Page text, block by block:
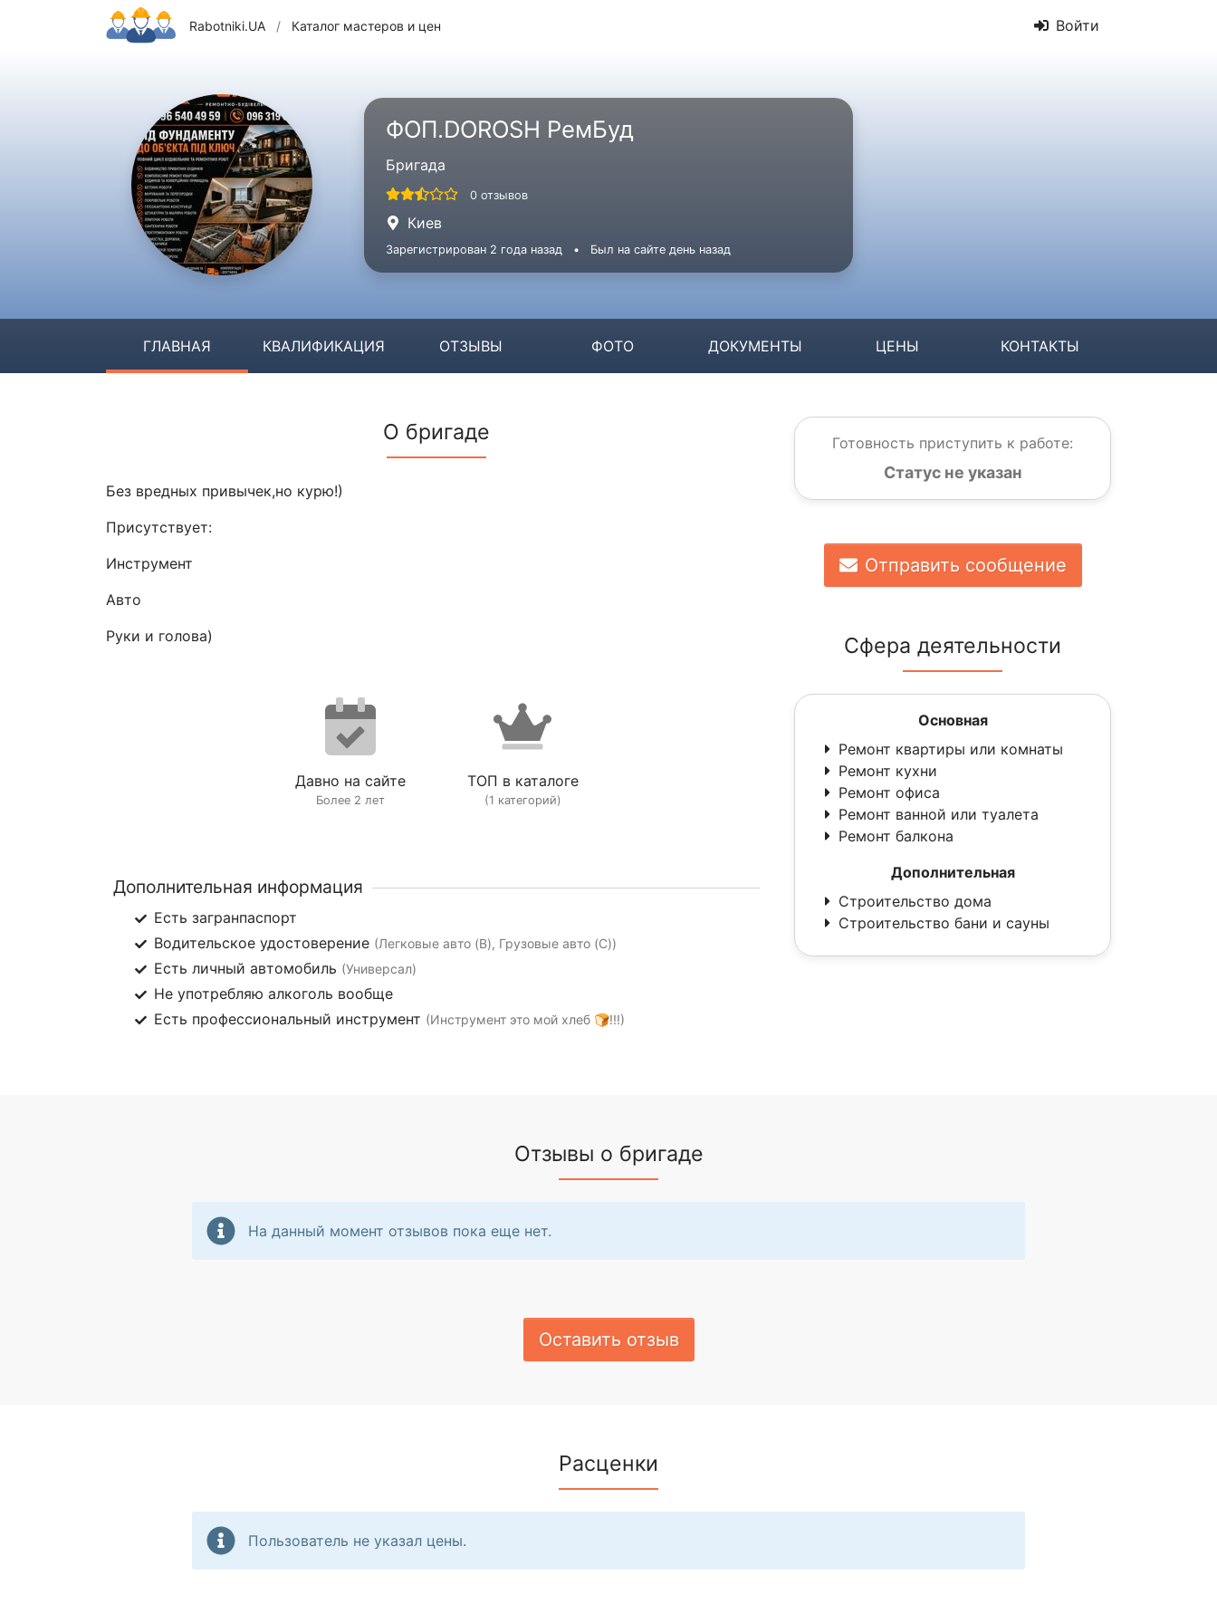
Rabotniki.UA / Каталог мастеров и цен Войти
ФОП.DOROSH РемБуд
Бригада
0 отзывов
Киев
Зарегистрирован 2 года назад • Был на сайте день назад
ГЛАВНАЯ КВАЛИФИКАЦИЯ ОТЗЫВЫ ФОТО ДОКУМЕНТЫ ЦЕНЫ КОНТАКТЫ
О бригаде
Без вредных привычек,но курю!)
Присутствует:
Инструмент
Авто
Руки и голова)
Давно на сайте
Более 2 лет
ТОП в каталоге
(1 категорий)
Дополнительная информация
Есть загранпаспорт
Водительское удостоверение (Легковые авто (B), Грузовые авто (C))
Есть личный автомобиль (Универсал)
Не употребляю алкоголь вообще
Есть профессиональный инструмент (Инструмент это мой хлеб 🍞!!!)
Готовность приступить к работе:
Статус не указан
Отправить сообщение
Сфера деятельности
Основная
Ремонт квартиры или комнаты
Ремонт кухни
Ремонт офиса
Ремонт ванной или туалета
Ремонт балкона
Дополнительная
Строительство дома
Строительство бани и сауны
Отзывы о бригаде
На данный момент отзывов пока еще нет.
Оставить отзыв
Расценки
Пользователь не указал цены.